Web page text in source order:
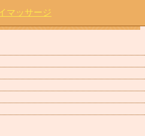
袋 タイマッサージ エンジョイ